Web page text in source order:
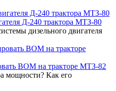
Д-240 трактора МТЗ-80
дизельного двигателя
ВОМ на тракторе МТЗ-82
мощности? Как его